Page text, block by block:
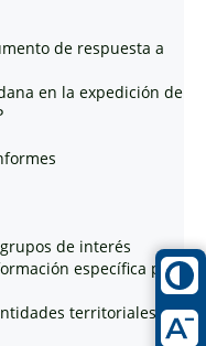
de respuesta a
en la expedición de
de interés
específica por
territoriales